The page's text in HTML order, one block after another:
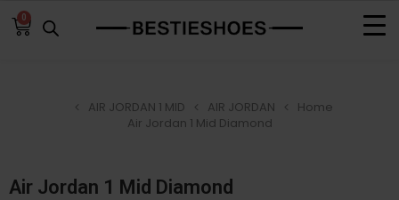
0
Home
AIR JORDAN
AIR JORDAN 1 MID
Air Jordan 1 Mid Diamond
Air Jordan 1 Mid Diamond